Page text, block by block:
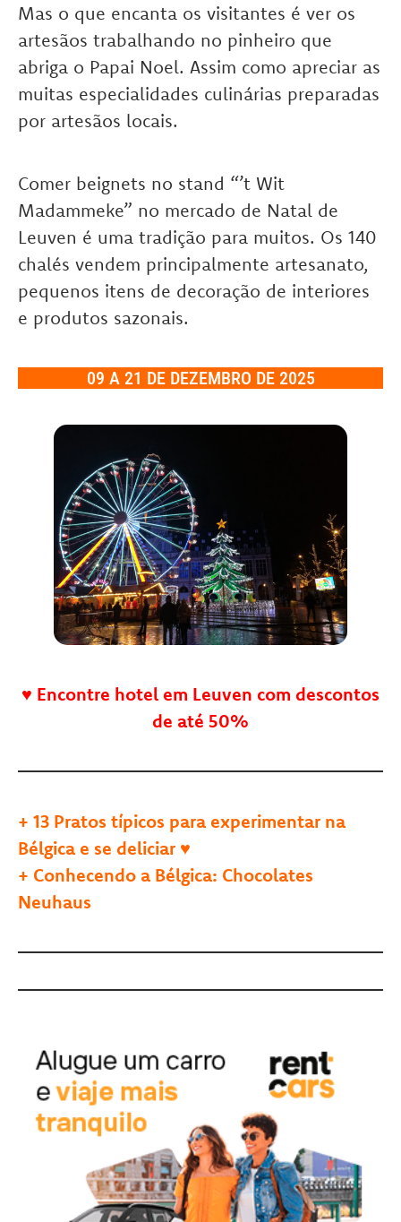
Mas o que encanta os visitantes é ver os
artesãos trabalhando no pinheiro que
abriga o Papai Noel. Assim como apreciar as
muitas especialidades culinárias preparadas
por artesãos locais.
Comer beignets no stand “’t Wit
Madammeke” no mercado de Natal de
Leuven é uma tradição para muitos. Os 140
chalés vendem principalmente artesanato,
pequenos itens de decoração de interiores
e produtos sazonais.
09 A 21 DE DEZEMBRO DE 2025
♥ Encontre hotel em Leuven com descontos
de até 50%
+ 13 Pratos típicos para experimentar na
Bélgica e se deliciar ♥
+ Conhecendo a Bélgica: Chocolates
Neuhaus